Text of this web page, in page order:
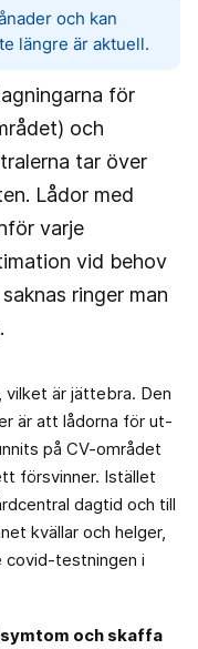
och kan
längre är aktuell.
för
och
tar över
Lådor med
varje
vid behov
ringer man
vilket är jättebra. Den
är att lådorna för ut-
på CV-området
försvinner. Istället
dagtid och till
kvällar och helger,
covid-testningen i
och skaffa